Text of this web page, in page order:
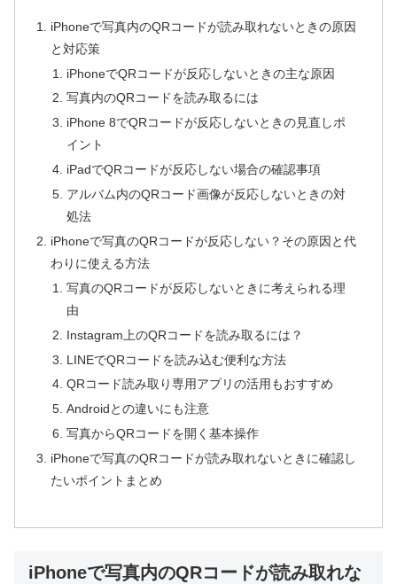
iPhoneで写真内のQRコードが読み取れないときの原因
と対応策
iPhoneでQRコードが反応しないときの主な原因
写真内のQRコードを読み取るには
iPhone 8でQRコードが反応しないときの見直しポ
イント
iPadでQRコードが反応しない場合の確認事項
アルバム内のQRコード画像が反応しないときの対
処法
iPhoneで写真のQRコードが反応しない？その原因と代
わりに使える方法
写真のQRコードが反応しないときに考えられる理
由
Instagram上のQRコードを読み取るには？
LINEでQRコードを読み込む便利な方法
QRコード読み取り専用アプリの活用もおすすめ
Androidとの違いにも注意
写真からQRコードを開く基本操作
iPhoneで写真のQRコードが読み取れないときに確認し
たいポイントまとめ
iPhoneで写真内のQRコードが読み取れな